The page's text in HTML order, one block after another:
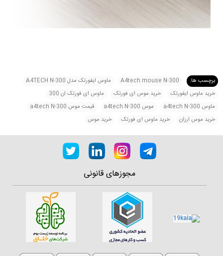
برچسب ها: A4tech mouse N-300 ماوس ایفورتک مدل A4TECH N-300
خرید ماوس ایفورتک خرید موس ای فورتک ماوس ای فورتک ان 300
ماوس a4tech N-300 موس a4tech N-300 قیمت موس a4tech N-300
خرید موس ارزان خرید ماوس ای فورتک خرید موس
مجوزهای قانونی